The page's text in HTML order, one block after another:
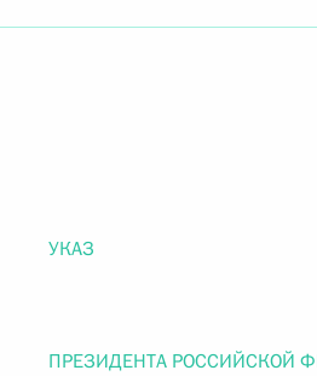
УКАЗ
ПРЕЗИДЕНТА РОССИЙСКОЙ